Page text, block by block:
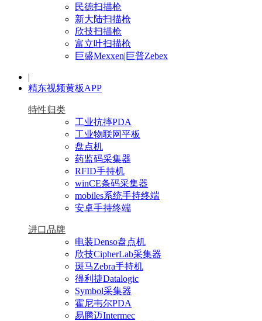
民德扫描枪
新大陆扫描枪
欣技扫描枪
富立叶扫描枪
巨盛Mexxen|巨普Zebex
|
精东视频黄板APP
特性归类
工业抗摔PDA
工业物联网平板
盘点机
药监码采集器
RFID手持机
winCE条码采集器
mobiles系统手持终端
安卓手持终端
进口品牌
电装Denso盘点机
欣技CipherLab采集器
斑马Zebra手持机
得利捷Datalogic
Symbol采集器
霍尼韦尔PDA
易腾迈Intermec